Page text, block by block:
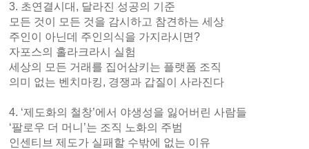
3. 초연결시대, 달라진 성공의 기준
모든 것이 모든 것을 감시하고 참견하는 세상
주인이 아닌데 주인의식을 가지라시면?
자포스의 홀라크라시 실험
세상의 모든 거래를 집어삼키는 플랫폼 조직
의미 없는 벤치마킹, 경쟁과 갑질이 사라진다
4. ‘제도화의 철창’에서 야생성을 잃어버린 사람들
‘팔로우 더 머니’는 조직 노화의 주범
인센티브 제도가 실패할 수밖에 없는 이유